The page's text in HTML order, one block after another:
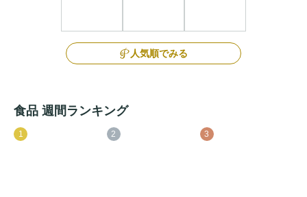
人気順でみる
食品 週間ランキング
1 2 3